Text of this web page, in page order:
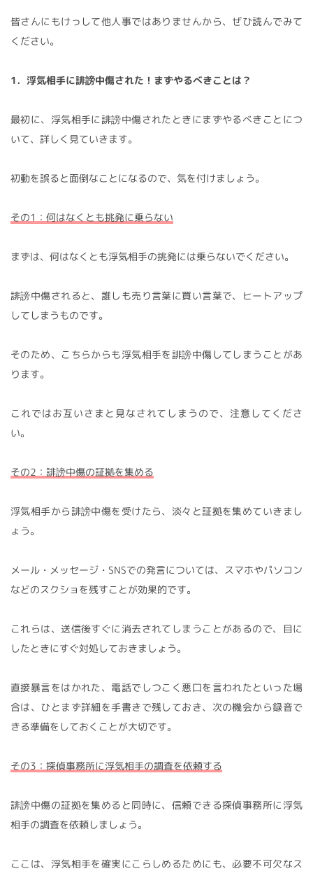
皆さんにもけっして他人事ではありませんから、ぜひ読んでみて
ください。
1．浮気相手に誹謗中傷された！まずやるべきことは？
最初に、浮気相手に誹謗中傷されたときにまずやるべきことにつ
いて、詳しく見ていきます。
初動を誤ると面倒なことになるので、気を付けましょう。
その1：何はなくとも挑発に乗らない
まずは、何はなくとも浮気相手の挑発には乗らないでください。
誹謗中傷されると、誰しも売り言葉に買い言葉で、ヒートアップ
してしまうものです。
そのため、こちらからも浮気相手を誹謗中傷してしまうことがあ
ります。
これではお互いさまと見なされてしまうので、注意してくださ
い。
その2：誹謗中傷の証拠を集める
浮気相手から誹謗中傷を受けたら、淡々と証拠を集めていきまし
ょう。
メール・メッセージ・SNSでの発言については、スマホやパソコン
などのスクショを残すことが効果的です。
これらは、送信後すぐに消去されてしまうことがあるので、目に
したときにすぐ対処しておきましょう。
直接暴言をはかれた、電話でしつこく悪口を言われたといった場
合は、ひとまず詳細を手書きで残しておき、次の機会から録音で
きる準備をしておくことが大切です。
その3：探偵事務所に浮気相手の調査を依頼する
誹謗中傷の証拠を集めると同時に、信頼できる探偵事務所に浮気
相手の調査を依頼しましょう。
ここは、浮気相手を確実にこらしめるためにも、必要不可欠なス